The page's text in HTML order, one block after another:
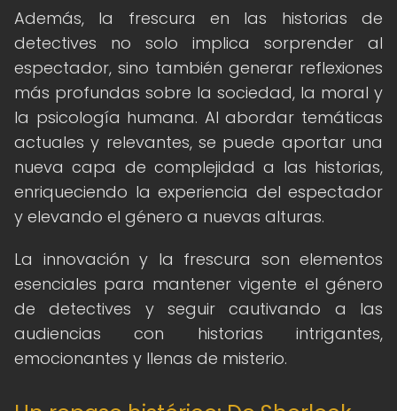
Además, la frescura en las historias de
detectives no solo implica sorprender al
espectador, sino también generar reflexiones
más profundas sobre la sociedad, la moral y
la psicología humana. Al abordar temáticas
actuales y relevantes, se puede aportar una
nueva capa de complejidad a las historias,
enriqueciendo la experiencia del espectador
y elevando el género a nuevas alturas.
La innovación y la frescura son elementos
esenciales para mantener vigente el género
de detectives y seguir cautivando a las
audiencias con historias intrigantes,
emocionantes y llenas de misterio.